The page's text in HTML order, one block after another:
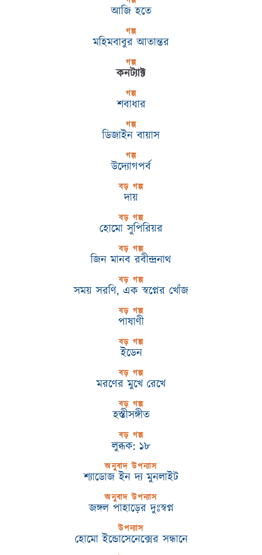
আজি হতে
গল্প
মহিমবাবুর আতান্তর
গল্প
কনট্যাক্ট
গল্প
শবাধার
গল্প
ডিজাইন বায়াস
গল্প
উদ্যোগপর্ব
বড় গল্প
দায়
বড় গল্প
হোমো সুপিরিয়র
বড় গল্প
জিন মানব রবীন্দ্রনাথ
বড় গল্প
সময় সরণি, এক স্বপ্নের খোঁজ
বড় গল্প
পাষাণী
বড় গল্প
ইডেন
বড় গল্প
মরণের মুখে রেখে
বড় গল্প
হস্তীসঙ্গীত
বড় গল্প
লুব্ধক: ১৮
অনুবাদ উপন্যাস
শ্যাডোজ ইন দ্য মুনলাইট
অনুবাদ উপন্যাস
জঙ্গল পাহাড়ের দুঃস্বপ্ন
উপন্যাস
হোমো ইন্ডোসেনেক্সের সন্ধানে